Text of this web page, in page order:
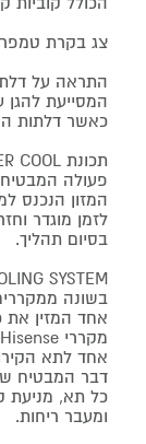
צג בקרת
התראה על
המסייעת להגן
כאשר דלתות
תכונת SUPER COOL
פעולה
המזון הנכנס
לזמן מוגדר
בסיום תהליך.
SYSTEM
בשונה
אחד המזין
מקררי Hisense מאובזרים ב 2- מאיידים:
אחד לתא
דבר המבטיח
כל תא, מניעת
ומעבר ריחות.